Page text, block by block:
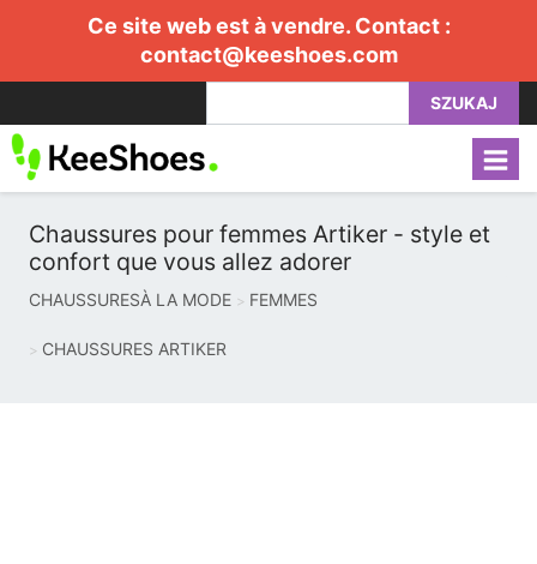
Ce site web est à vendre. Contact :
contact@keeshoes.com
SZUKAJ
Chaussures pour femmes Artiker - style et
confort que vous allez adorer
CHAUSSURESÀ LA MODE FEMMES
CHAUSSURES ARTIKER